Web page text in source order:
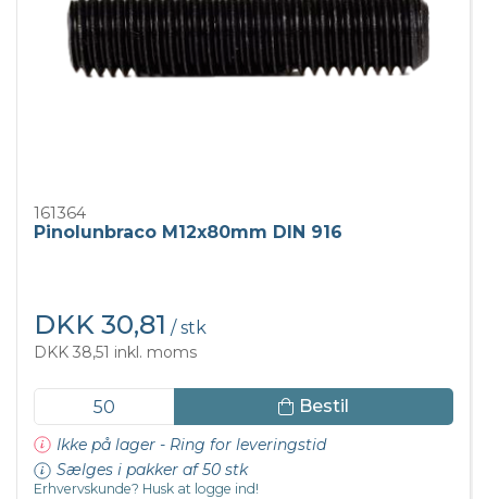
161364
Pinolunbraco M12x80mm DIN 916
DKK 30,81 / stk
DKK 38,51 inkl. moms
Bestil
Ikke på lager - Ring for leveringstid
Sælges i pakker af 50 stk
Erhvervskunde? Husk at logge ind!